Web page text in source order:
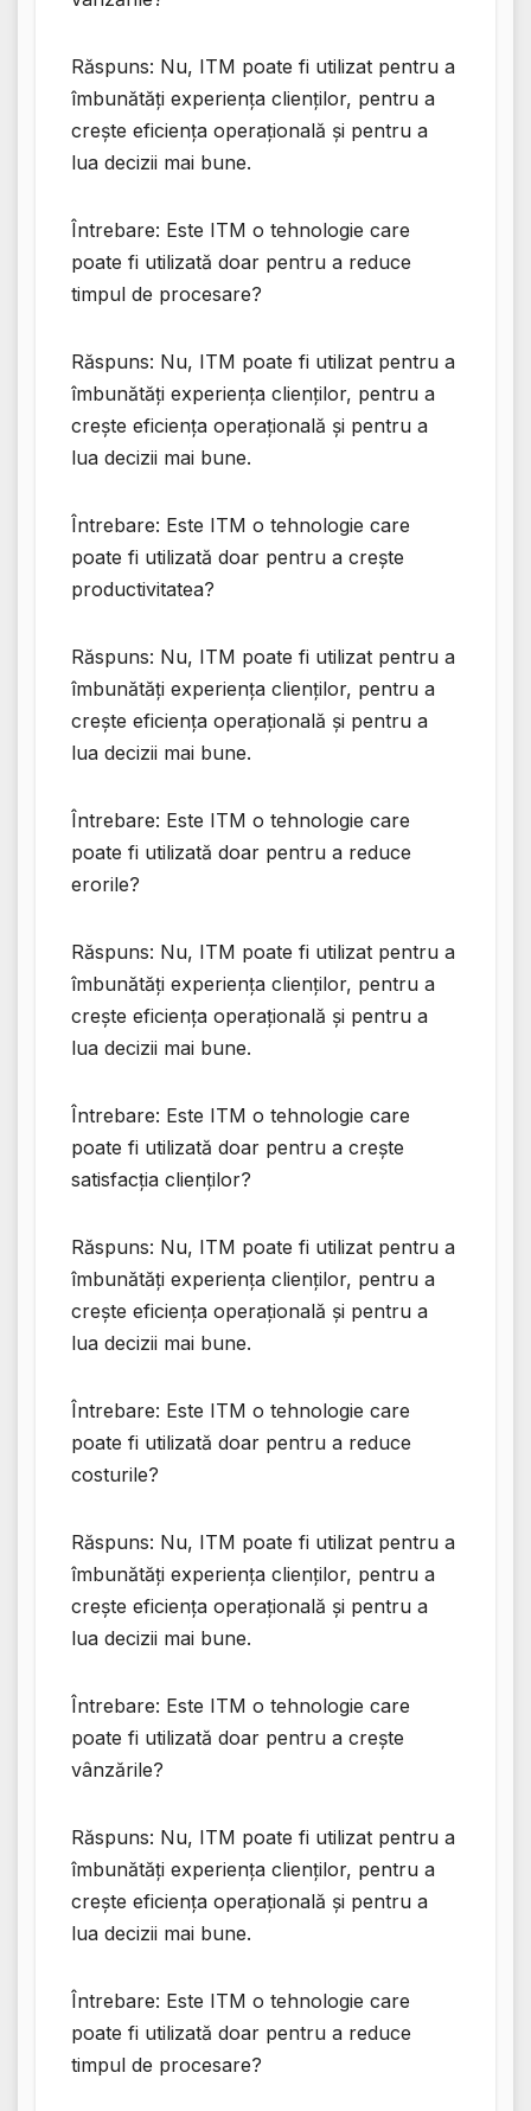
Răspuns: Nu, ITM poate fi utilizat pentru a
îmbunătăți experiența clienților, pentru a
crește eficiența operațională și pentru a
lua decizii mai bune.
Întrebare: Este ITM o tehnologie care
poate fi utilizată doar pentru a reduce
timpul de procesare?
Răspuns: Nu, ITM poate fi utilizat pentru a
îmbunătăți experiența clienților, pentru a
crește eficiența operațională și pentru a
lua decizii mai bune.
Întrebare: Este ITM o tehnologie care
poate fi utilizată doar pentru a crește
productivitatea?
Răspuns: Nu, ITM poate fi utilizat pentru a
îmbunătăți experiența clienților, pentru a
crește eficiența operațională și pentru a
lua decizii mai bune.
Întrebare: Este ITM o tehnologie care
poate fi utilizată doar pentru a reduce
erorile?
Răspuns: Nu, ITM poate fi utilizat pentru a
îmbunătăți experiența clienților, pentru a
crește eficiența operațională și pentru a
lua decizii mai bune.
Întrebare: Este ITM o tehnologie care
poate fi utilizată doar pentru a crește
satisfacția clienților?
Răspuns: Nu, ITM poate fi utilizat pentru a
îmbunătăți experiența clienților, pentru a
crește eficiența operațională și pentru a
lua decizii mai bune.
Întrebare: Este ITM o tehnologie care
poate fi utilizată doar pentru a reduce
costurile?
Răspuns: Nu, ITM poate fi utilizat pentru a
îmbunătăți experiența clienților, pentru a
crește eficiența operațională și pentru a
lua decizii mai bune.
Întrebare: Este ITM o tehnologie care
poate fi utilizată doar pentru a crește
vânzările?
Răspuns: Nu, ITM poate fi utilizat pentru a
îmbunătăți experiența clienților, pentru a
crește eficiența operațională și pentru a
lua decizii mai bune.
Întrebare: Este ITM o tehnologie care
poate fi utilizată doar pentru a reduce
timpul de procesare?